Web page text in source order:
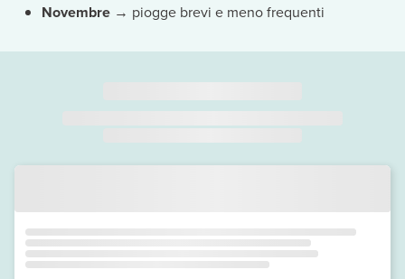
Novembre → piogge brevi e meno frequenti